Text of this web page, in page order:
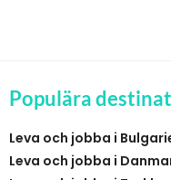
Populära
Leva och jobba i
Leva och jobba i